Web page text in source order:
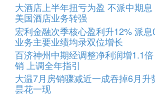
大酒店上半年扭亏为盈 不派中期
美国酒店业务转强
宏利金融次季核心盈利升12% 派
业务主要业绩均录双位增长
百济神州中期经调整净利润增1.1
销 上调全年指引
大温7月房销骤减近一成吞掉6月升
昙花一现